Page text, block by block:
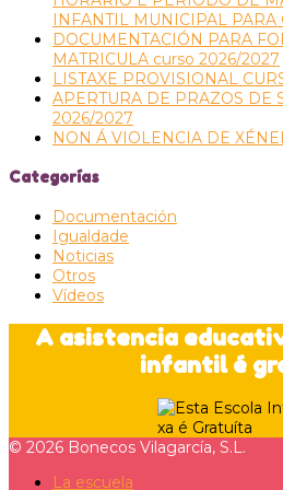
INFANTIL MUNICIPAL PARA
DOCUMENTACIÓN PARA
MATRICULA curso 2026/2027
LISTAXE PROVISIONAL
APERTURA DE PRAZOS DE
2026/2027
NON Á VIOLENCIA DE
Categorías
Documentación
Igualdade
Noticias
Otros
Vídeos
A asistencia
infantil é
© 2026 Bonecos Vilagarcía, S.L.
La escuela